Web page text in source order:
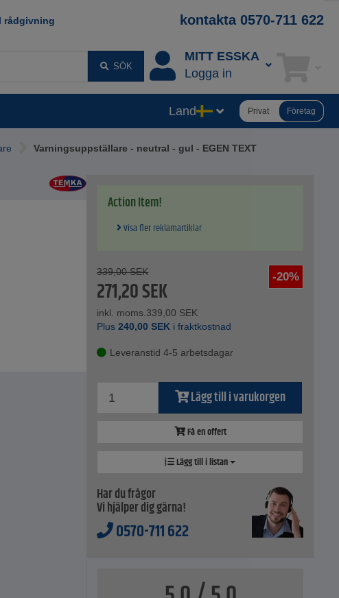
rådgivning kontakta 0570-711 622
SÖK
MITT ESSKA
Logga in
Land Privat Företag
Varningsuppställare - neutral - gul - EGEN TEXT
Action Item!
Visa fler reklamartiklar
-20%
339,00 SEK
271,20SEK
inkl. moms. 339,00 SEK
Plus240,00 SEK i fraktkostnad
Leveranstid 4-5 arbetsdagar
Lägg till i varukorgen
Få en offert
Lägg till i listan
Har du frågor
Vi hjälper dig gärna!
0570-711 622